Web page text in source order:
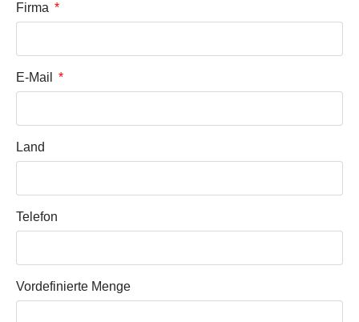
Firma
E-Mail
Land
Telefon
Vordefinierte Menge